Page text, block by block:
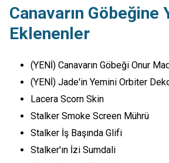
Canavarın Göbeğine
Eklenenler
(YENİ) Canavarın Göbeği Onur
(YENİ) Jade'in Yemini Orbiter
Lacera Scorn Skin
Stalker Smoke Screen Mührü
Stalker İş Başında Glifi
Stalker'ın İzi Sumdali